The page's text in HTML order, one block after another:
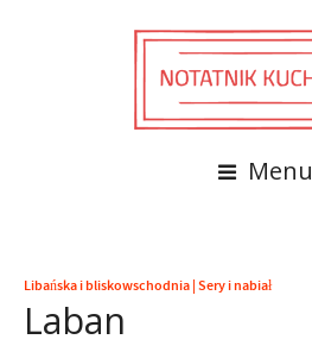
Menu
Libańska i bliskowschodnia|Sery i nabiał
Laban